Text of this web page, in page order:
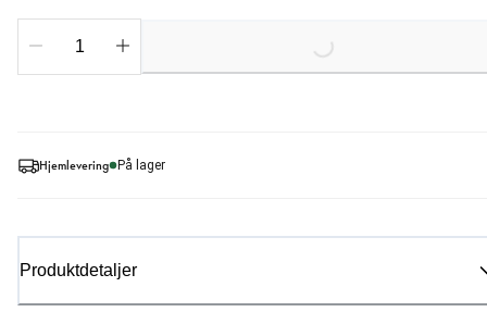
Hjemlevering På lager
Produktdetaljer